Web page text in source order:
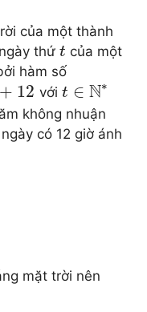
của một thành
thứ t của một
hàm số
+ 12 với t ∈ N∗
không nhuận
có 12 giờ ánh
mặt trời nên